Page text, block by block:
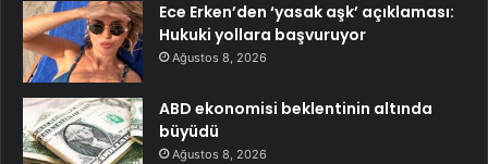
Ece Erken’den ‘yasak aşk’ açıklaması:
Hukuki yollara başvuruyor
Ağustos 8, 2026
ABD ekonomisi beklentinin altında
büyüdü
Ağustos 8, 2026